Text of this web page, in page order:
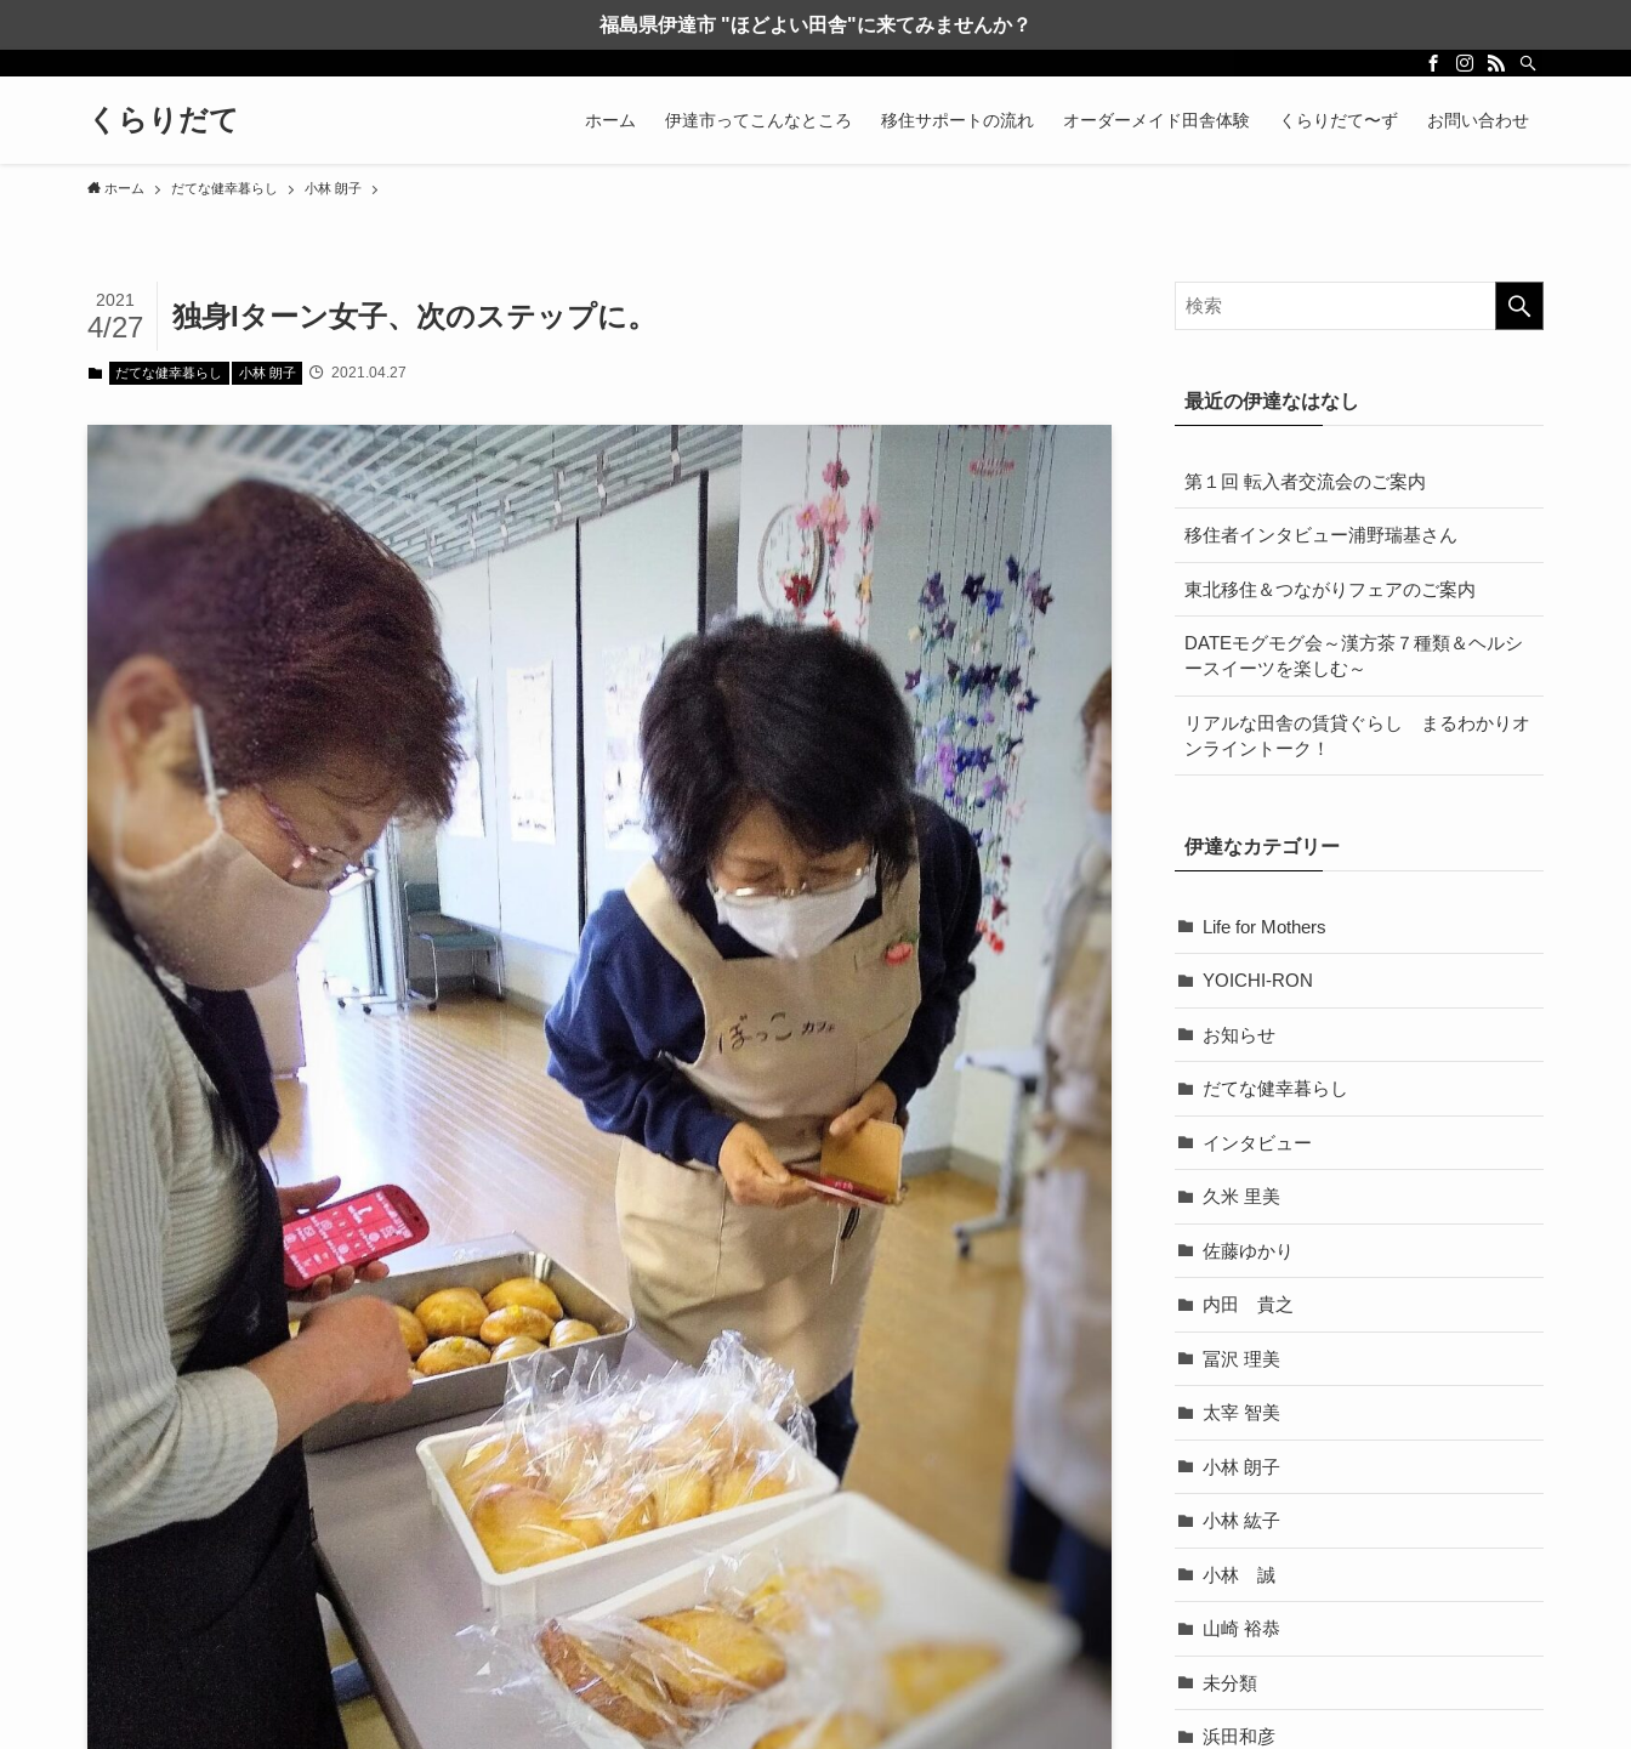
福島県伊達市 "ほどよい田舎"に来てみませんか？
くらりだて ホーム 伊達市ってこんなところ 移住サポートの流れ オーダーメイド田舎体験 くらりだて〜ず お問い合わせ
ホーム だてな健幸暮らし 小林 朗子
独身Iターン女子、次のステップに。
2021
4/27
だてな健幸暮らし 小林 朗子 2021.04.27
最近の伊達なはなし
第１回 転入者交流会のご案内
移住者インタビュー浦野瑞基さん
東北移住＆つながりフェアのご案内
DATEモグモグ会～漢方茶７種類＆ヘルシ
ースイーツを楽しむ～
リアルな田舎の賃貸ぐらし まるわかりオ
ンライントーク！
伊達なカテゴリー
Life for Mothers
YOICHI-RON
お知らせ
だてな健幸暮らし
インタビュー
久米 里美
佐藤ゆかり
内田 貴之
冨沢 理美
太宰 智美
小林 朗子
小林 紘子
小林 誠
山崎 裕恭
未分類
浜田和彦